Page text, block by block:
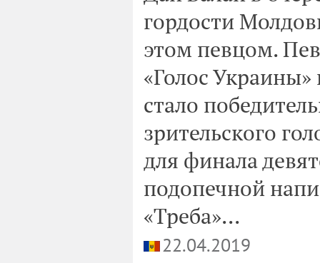
гордости
этом певцом.
«Голос
стало
зрительского
для финала
подопечной
«Треба»...
22.04.2019